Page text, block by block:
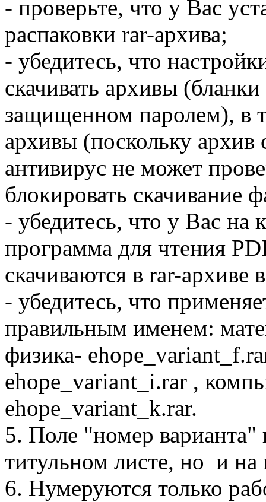
- проверьте, что у Вас
распаковки rar-архива;
- убедитесь, что
скачивать архивы
защищенном паролем), в
архивы (поскольку
антивирус не может
блокировать скачивание
- убедитесь, что у Вас на
программа для чтения
скачиваются в rar-архиве
- убедитесь, что
правильным именем:
физика-
ehope_variant_i.rar ,
ehope_variant_k.rar.
5. Поле "номер варианта"
титульном листе, но и на
6. Нумеруются только